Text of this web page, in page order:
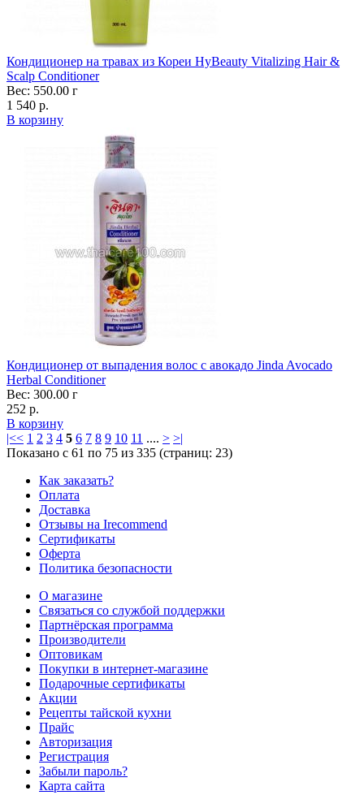
Кондиционер на травах из Кореи HyBeauty Vitalizing Hair &
Scalp Conditioner
Вес: 550.00 г
1 540 р.
В корзину
Кондиционер от выпадения волос с авокадо Jinda Avocado
Herbal Conditioner
Вес: 300.00 г
252 р.
В корзину
|<< 1 2 3 4 5 6 7 8 9 10 11 .... > >|
Показано с 61 по 75 из 335 (страниц: 23)
Как заказать?
Оплата
Доставка
Отзывы на Irecommend
Сертификаты
Оферта
Политика безопасности
О магазине
Связаться со службой поддержки
Партнёрская программа
Производители
Оптовикам
Покупки в интернет-магазине
Подарочные сертификаты
Акции
Рецепты тайской кухни
Прайс
Авторизация
Регистрация
Забыли пароль?
Карта сайта